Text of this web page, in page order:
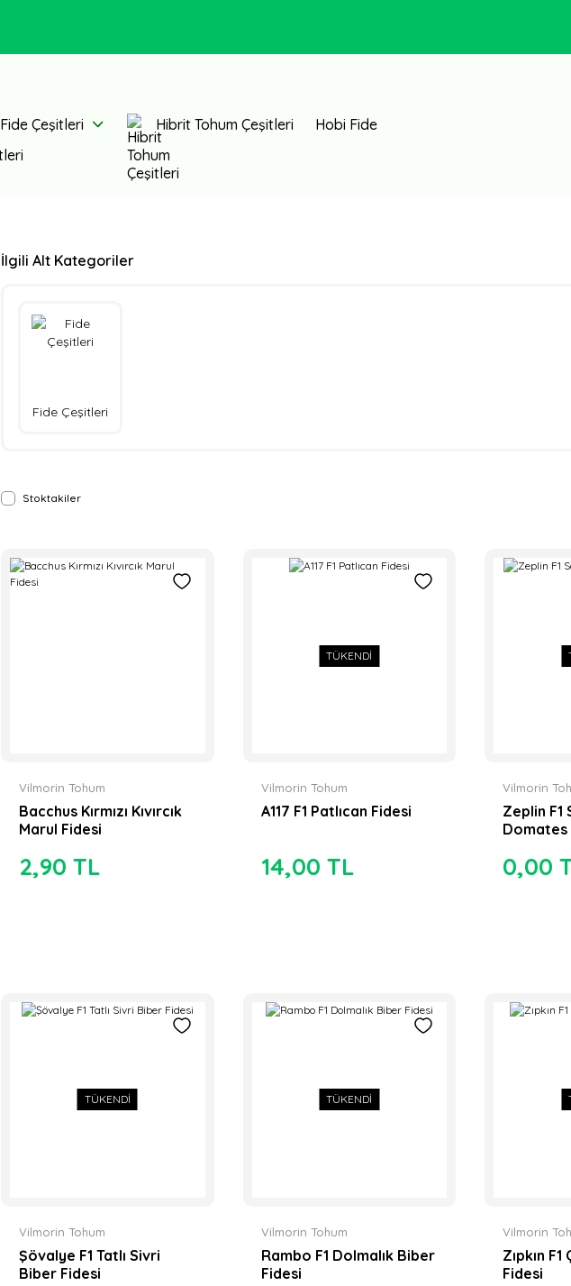
Fide Çeşitleri Hibrit Tohum Çeşitleri Hobi Fide
İlgili Alt Kategoriler
Fide Çeşitleri
Stoktakiler
Vilmorin Tohum
Bacchus Kırmızı Kıvırcık
Marul Fidesi
2,90 TL
TÜKENDİ
Vilmorin Tohum
A117 F1 Patlıcan Fidesi
14,00 TL
Vilmorin
Zeplin F1
Domates
0,00
TÜKENDİ
Vilmorin Tohum
Şövalye F1 Tatlı Sivri
Biber Fidesi
TÜKENDİ
Vilmorin Tohum
Rambo F1 Dolmalık Biber
Fidesi
Vilmorin
Zıpkın
Fidesi